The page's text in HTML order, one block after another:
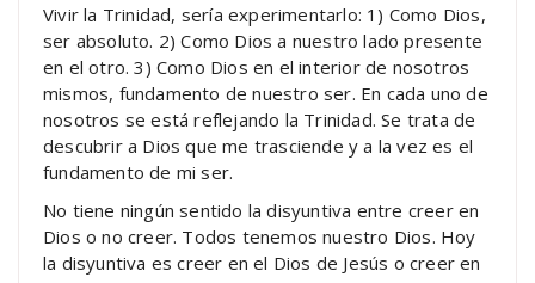
Vivir la Trinidad, sería experimentarlo: 1) Como Dios,
ser absoluto. 2) Como Dios a nuestro lado presente
en el otro. 3) Como Dios en el interior de nosotros
mismos, fundamento de nuestro ser. En cada uno de
nosotros se está reflejando la Trinidad. Se trata de
descubrir a Dios que me trasciende y a la vez es el
fundamento de mi ser.
No tiene ningún sentido la disyuntiva entre creer en
Dios o no creer. Todos tenemos nuestro Dios. Hoy
la disyuntiva es creer en el Dios de Jesús o creer en